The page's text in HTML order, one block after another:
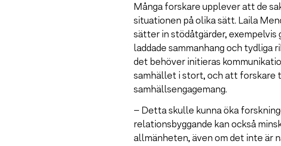
Många forskare upplever att de
situationen på olika sätt. Laila
sätter in stödåtgärder,
laddade sammanhang och
det behöver initieras
samhället i stort, och att forskare
samhällsengagemang.
– Detta skulle kunna öka
relationsbyggande kan också
allmänheten, även om det inte är